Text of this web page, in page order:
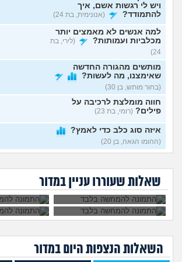
ויש לי רגשות אשם, איך
להתמודד?
(אנונימית, בת 24)
למה אנשים לא מאמצים יותר
מכלביות ועמותות?
(לירי, בת
24)
מותשים מהגורה החדשה
שאימצנו, מה לעשות?
(בחור מותש, בן 30)
חווה מומלצת לרכיבה על
פילים? (רומי, בת 23)
איזה סוג כלב כדי לאמץ?
(ההומו הגאה, בן 20)
מחמד שמתו לכם?
(אנונימי,
בת 26)
אימצתי גורת כלבים לפני
כשבועיים, התחילו לי חששות
שהיא נשארת שעות לבד
(אנונימית, בת 22)
למה אתם חושבים שבני אדם
נוצרו מקופים?
(עליזה
גפן, בת 20)
שאלות שעוררו עניין במדור
הביאה כלבה למרות
סובלת איתה, נפגע לי
איכות החיים
כבר לא
למצוא לו
אימוץ, מה
אחותי שונאת כלבים
ומלכלכת עליהם
בכוונה כדי לעצבן
אותי
החתול החדש
שלנו. להחזיר
לעמותה?
השאלות הנצפות היוםבמדור